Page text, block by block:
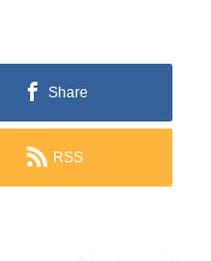
Share
RSS